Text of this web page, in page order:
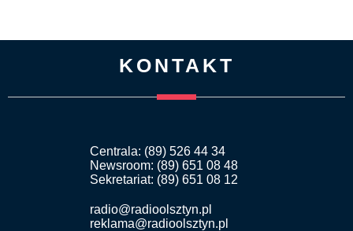
KONTAKT
Centrala: (89) 526 44 34
Newsroom: (89) 651 08 48
Sekretariat: (89) 651 08 12
radio@radioolsztyn.pl
reklama@radioolsztyn.pl